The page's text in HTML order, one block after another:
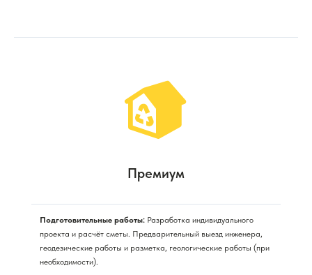
Премиум
Подготовительные работы: Разработка индивидуального
проекта и расчёт сметы. Предварительный выезд инженера,
геодезические работы и разметка, геологические работы (при
необходимости).